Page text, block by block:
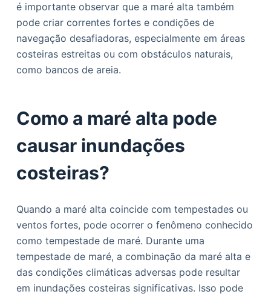
é importante observar que a maré alta também
pode criar correntes fortes e condições de
navegação desafiadoras, especialmente em áreas
costeiras estreitas ou com obstáculos naturais,
como bancos de areia.
Como a maré alta pode
causar inundações
costeiras?
Quando a maré alta coincide com tempestades ou
ventos fortes, pode ocorrer o fenômeno conhecido
como tempestade de maré. Durante uma
tempestade de maré, a combinação da maré alta e
das condições climáticas adversas pode resultar
em inundações costeiras significativas. Isso pode